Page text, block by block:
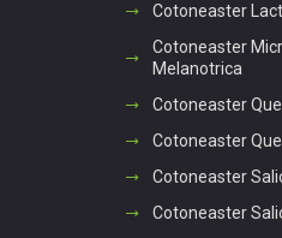
Cotoneaster
Cotoneaster
Melanotrica
Cotoneaster
Cotoneaster
Cotoneaster
Cotoneaster